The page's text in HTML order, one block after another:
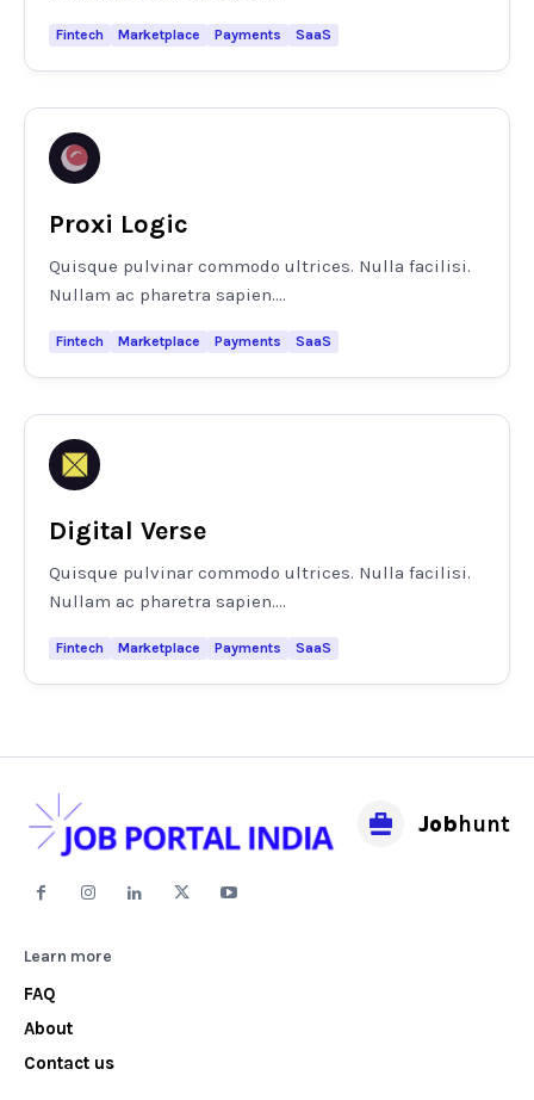
Fintech Marketplace Payments SaaS
Proxi Logic
Quisque pulvinar commodo ultrices. Nulla facilisi.
Nullam ac pharetra sapien....
Fintech Marketplace Payments SaaS
Digital Verse
Quisque pulvinar commodo ultrices. Nulla facilisi.
Nullam ac pharetra sapien....
Fintech Marketplace Payments SaaS
Learn more
FAQ
About
Contact us
Job hunt